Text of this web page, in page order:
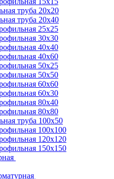
труба 20х20
труба 20х40
25х25
30x30
40х40
40х60
50х25
50х50
60x60
60х30
80х40
80х80
труба 100х50
100х100
120х120
150х150